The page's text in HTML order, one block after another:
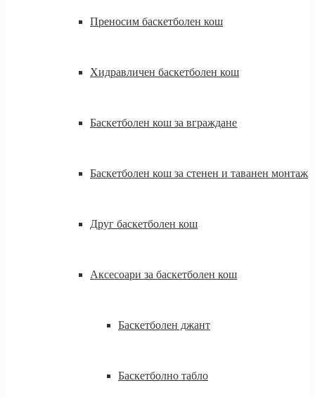
Преносим баскетболен кош
Хидравличен баскетболен кош
Баскетболен кош за вграждане
Баскетболен кош за стенен и таванен монтаж
Друг баскетболен кош
Аксесоари за баскетболен кош
Баскетболен джант
Баскетболно табло